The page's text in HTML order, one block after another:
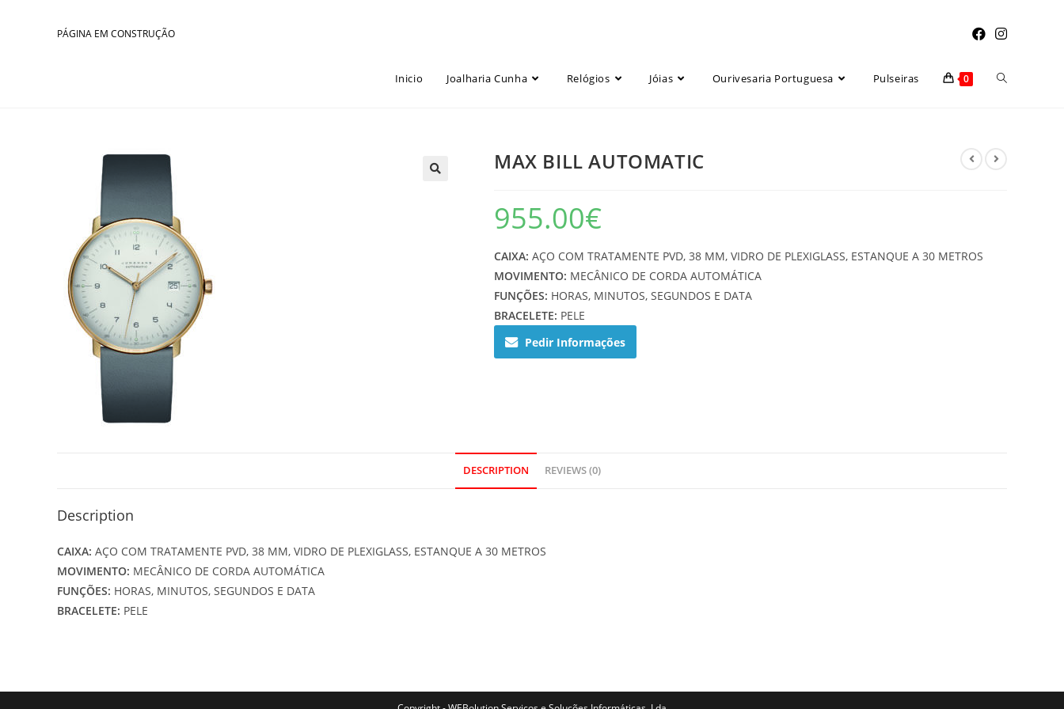
PÁGINA EM CONSTRUÇÃO
Inicio Joalharia Cunha Relógios Jóias Ourivesaria Portuguesa Pulseiras 0 Toggle
MAX BILL AUTOMATIC
955.00€
CAIXA: AÇO COM TRATAMENTE PVD, 38 MM, VIDRO DE PLEXIGLASS, ESTANQUE A 30 METROS
MOVIMENTO: MECÂNICO DE CORDA AUTOMÁTICA
FUNÇÕES: HORAS, MINUTOS, SEGUNDOS E DATA
BRACELETE: PELE
Pedir Informações
DESCRIPTION REVIEWS (0)
Description
CAIXA: AÇO COM TRATAMENTE PVD, 38 MM, VIDRO DE PLEXIGLASS, ESTANQUE A 30 METROS
MOVIMENTO: MECÂNICO DE CORDA AUTOMÁTICA
FUNÇÕES: HORAS, MINUTOS, SEGUNDOS E DATA
BRACELETE: PELE